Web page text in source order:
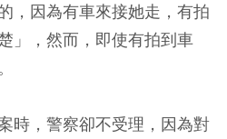
，因為有車來接她走，有拍
」，然而，即使有拍到車
時，警察卻不受理，因為對